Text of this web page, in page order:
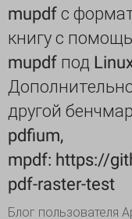
mupdf с
книгу с
mupdf под
другой
pdfium,
mpdf: https://
pdf-raster-test
Блог пользователя